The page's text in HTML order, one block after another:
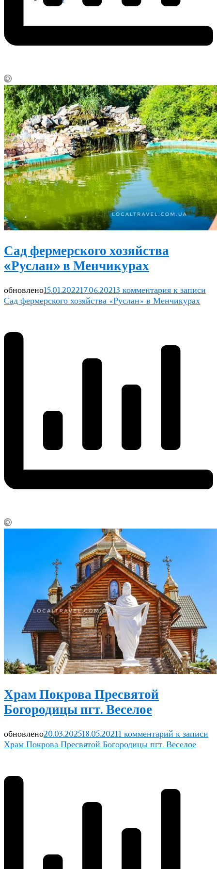
Сад фермерского хозяйства
«Руслан» в Менчикурах
обновлено15.01.202217.06.20213 комментария к записи
Сад фермерского хозяйства «Руслан» в Менчикурах
Храм Покрова Пресвятой
Богородицы пгт. Веселое
обновлено20.03.202518.05.20211 комментарий к записи
Храм Покрова Пресвятой Богородицы пгт. Веселое